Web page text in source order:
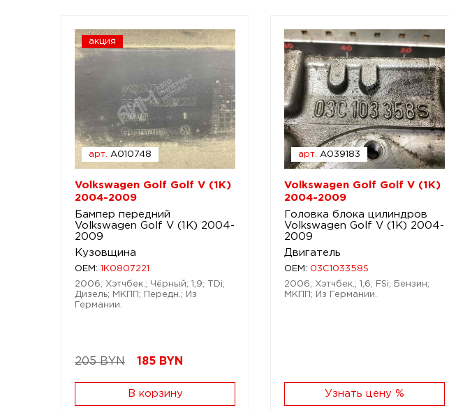
акция
арт. A010748
Volkswagen Golf Golf V (1K)
2004-2009
Бампер передний
Volkswagen Golf V (1K) 2004-
2009
Кузовщина
OEM: 1K0807221
2006; Хэтчбек.; Чёрный; 1,9; TDi;
Дизель; МКПП; Передн.; Из
Германии.
205 BYN 185 BYN
В корзину
арт. A039183
Volkswagen Golf Golf V (1K)
2004-2009
Головка блока цилиндров
Volkswagen Golf V (1K) 2004-
2009
Двигатель
OEM: 03C103358S
2006; Хэтчбек.; 1,6; FSi; Бензин;
МКПП; Из Германии.
Узнать цену %